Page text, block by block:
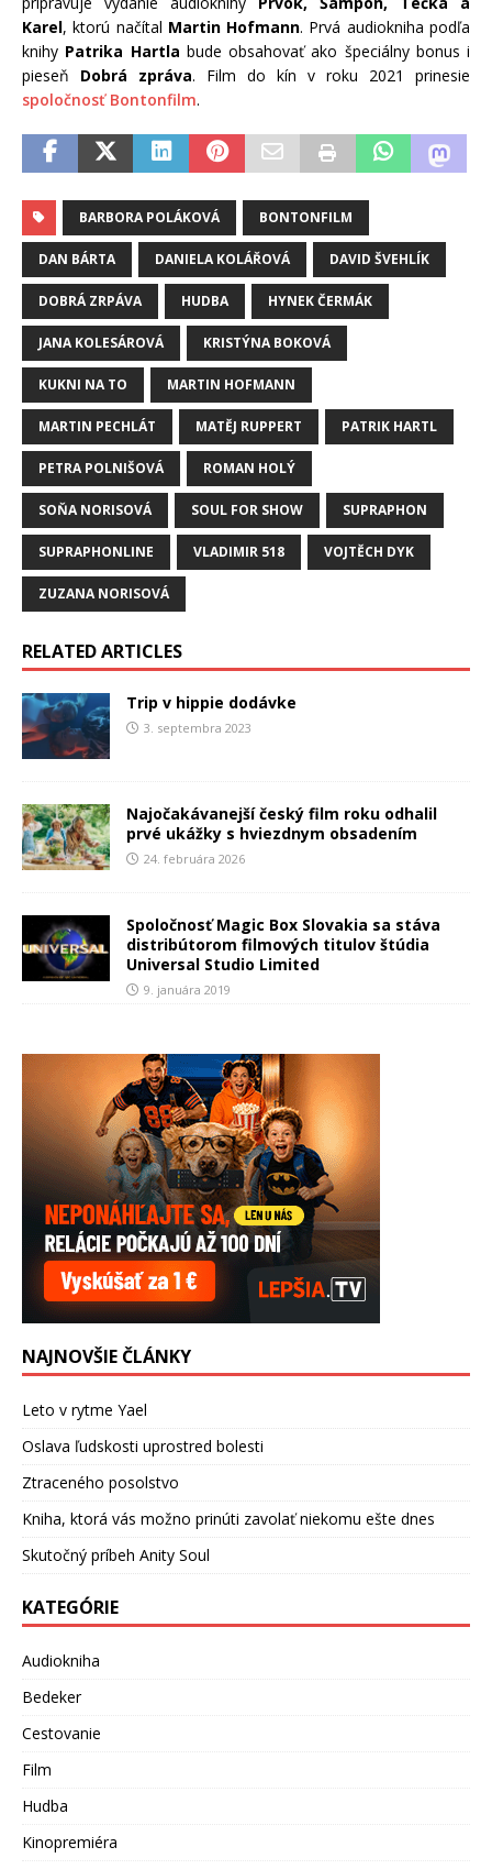
Karel, ktorú načítal Martin Hofmann. Prvá audiokniha podľa
knihy Patrika Hartla bude obsahovať ako špeciálny bonus i
pieseň Dobrá zpráva. Film do kín v roku 2021 prinesie
spoločnosť Bontonfilm.
BARBORA POLÁKOVÁ BONTONFILM
DAN BÁRTA DANIELA KOLÁŘOVÁ DAVID ŠVEHLÍK
DOBRÁ ZRPÁVA HUDBA HYNEK ČERMÁK
JANA KOLESÁROVÁ KRISTÝNA BOKOVÁ
KUKNI NA TO MARTIN HOFMANN
MARTIN PECHLÁT MATĚJ RUPPERT PATRIK HARTL
PETRA POLNIŠOVÁ ROMAN HOLÝ
SOŇA NORISOVÁ SOUL FOR SHOW SUPRAPHON
SUPRAPHONLINE VLADIMIR 518 VOJTĚCH DYK
ZUZANA NORISOVÁ
RELATED ARTICLES
Trip v hippie dodávke
3. septembra 2023
Najočakávanejší český film roku odhalil
prvé ukážky s hviezdnym obsadením
24. februára 2026
Spoločnosť Magic Box Slovakia sa stáva
distribútorom filmových titulov štúdia
Universal Studio Limited
9. januára 2019
NAJNOVŠIE ČLÁNKY
Leto v rytme Yael
Oslava ľudskosti uprostred bolesti
Ztraceného posolstvo
Kniha, ktorá vás možno prinúti zavolať niekomu ešte dnes
Skutočný príbeh Anity Soul
KATEGÓRIE
Audiokniha
Bedeker
Cestovanie
Film
Hudba
Kinopremiéra